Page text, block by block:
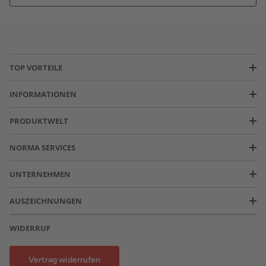
TOP VORTEILE
INFORMATIONEN
PRODUKTWELT
NORMA SERVICES
UNTERNEHMEN
AUSZEICHNUNGEN
WIDERRUF
Vertrag widerrufen